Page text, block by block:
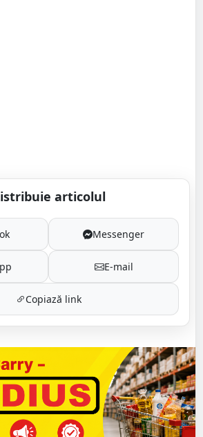
articolul
Messenger
E-mail
Copiază link